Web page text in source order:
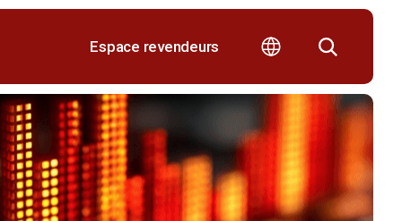
Espace revendeurs